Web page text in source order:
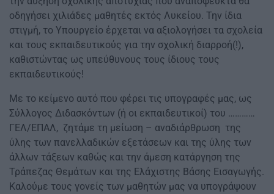
οδηγήσει χιλιάδες μαθητές εκτός Λυκείου. Την ίδια
στιγμή, το Υπουργείο έρχεται να αξιολογήσει τα σχολεία
και τους εκπαιδευτικούς για την σχολική διαρροή(!),
καθιστώντας ως υπεύθυνους τους ίδιους τους
εκπαιδευτικούς!
Με το κείμενο αυτό που φέρει τις υπογραφές μας, ως
Σύλλογος Διδασκόντων (ή οι εκπαιδευτικοί) του …………
ΓΕΛ/ΕΠΑΛ, ζητάμε τη μείωση – αναδιάρθρωση της
ύλης των πανελλαδικών εξετάσεων και της ύλης των
άλλων τάξεων καθώς και την άμεση κατάργηση της
Τράπεζας Θεμάτων και της Ελάχιστης Βάσης Εισαγωγής.
Καλούμε τους γονείς των μαθητών μας να υπογράψουν